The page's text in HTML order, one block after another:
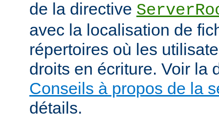
de la directive
avec la localisation de
répertoires où les
droits en écriture. Voir la
Conseils à propos de la
détails.